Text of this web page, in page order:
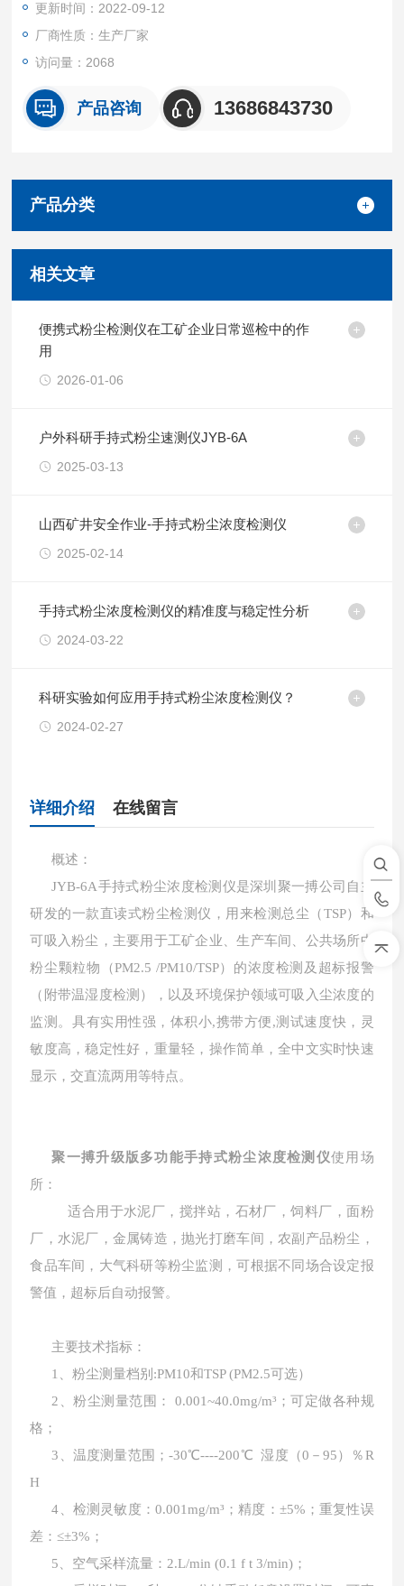
体积小,携带方便,测试速度快，灵敏度高，稳定性好，重量轻，
操作简单，全中文实时快速显示，交直流两用等特点。
更新时间：2022-09-12
厂商性质：生产厂家
访问量：2068
产品咨询 13686843730
产品分类
相关文章
便携式粉尘检测仪在工矿企业日常巡检中的作
用
2026-01-06
户外科研手持式粉尘速测仪JYB-6A
2025-03-13
山西矿井安全作业-手持式粉尘浓度检测仪
2025-02-14
手持式粉尘浓度检测仪的精准度与稳定性分析
2024-03-22
科研实验如何应用手持式粉尘浓度检测仪？
2024-02-27
详细介绍 在线留言
概述：
JYB-6A手持式粉尘浓度检测仪是深圳聚一搏公司自主
研发的一款直读式粉尘检测仪，用来检测总尘（TSP）和
可吸入粉尘， 主要用于工矿企业、生产车间、公共场所中
粉尘颗粒物（PM2.5 /PM10/TSP）的浓度检测及超标报警
（ 附带温湿度检测）
，以及环境保护领域可吸入尘浓度的
监测。具有实用性强，体积小,携带方便,测试速度快，灵
敏度高，稳定性好，重量轻，操作简单，全中文实时快速
显示，交直流两用等特点。
聚一搏升级版多功能手持式粉尘浓度检测仪使用场
所：
适合用于水泥厂，搅拌站，石材厂，饲料厂，面粉
厂，水泥厂，金属铸造，抛光打磨车间，农副产品粉尘，
食品车间，大气科研等粉尘监测，可根据不同场合设定报
警值，超标后自动报警。
主要技术指标：
1、粉尘测量档别:PM10和TSP (PM2.5可选）
2、粉尘测量范围： 0.001~40.0mg/m³；可定做各种规
格；
3、温度测量范围；-30℃----200℃ 湿度（0－95）％R
H
4、检测灵敏度：0.001mg/m³；精度：±5%；重复性误
差：≤±3%；
5、空气采样流量：2.L/min (0.1 f t 3/min)；